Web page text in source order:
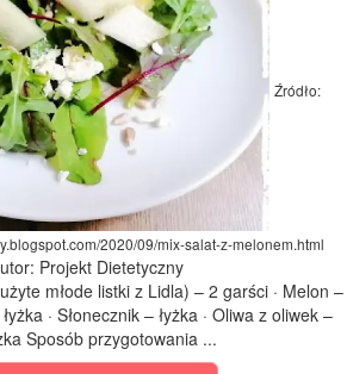
Źródło:
2020/09/mix-salat-z-melonem.html
Projekt Dietetyczny
młode listki z Lidla) – 2 garści · Melon –
· Słonecznik – łyżka · Oliwa z oliwek –
Sposób przygotowania ...